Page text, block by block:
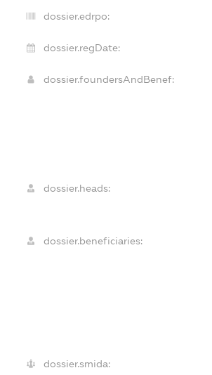
dossier.edrpo:
dossier.regDate:
dossier.foundersAndBenef:
dossier.heads:
dossier.beneficiaries:
dossier.smida: